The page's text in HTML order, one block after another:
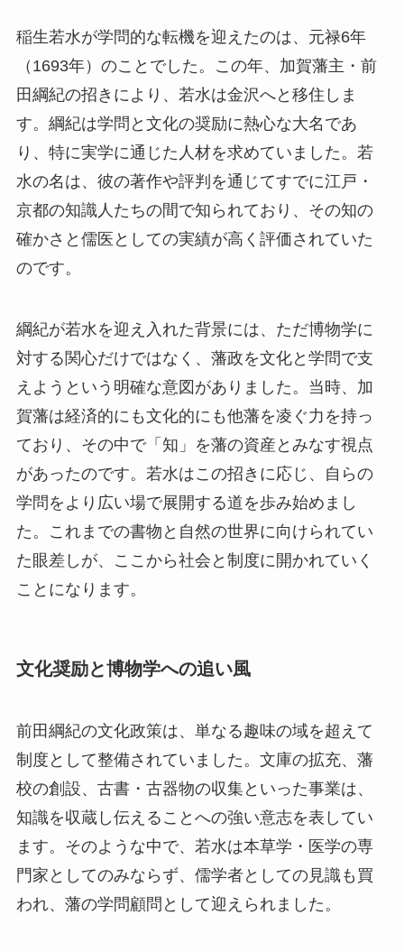
稲生若水が学問的な転機を迎えたのは、元禄6年
（1693年）のことでした。この年、加賀藩主・前
田綱紀の招きにより、若水は金沢へと移住しま
す。綱紀は学問と文化の奨励に熱心な大名であ
り、特に実学に通じた人材を求めていました。若
水の名は、彼の著作や評判を通じてすでに江戸・
京都の知識人たちの間で知られており、その知の
確かさと儒医としての実績が高く評価されていた
のです。
綱紀が若水を迎え入れた背景には、ただ博物学に
対する関心だけではなく、藩政を文化と学問で支
えようという明確な意図がありました。当時、加
賀藩は経済的にも文化的にも他藩を凌ぐ力を持っ
ており、その中で「知」を藩の資産とみなす視点
があったのです。若水はこの招きに応じ、自らの
学問をより広い場で展開する道を歩み始めまし
た。これまでの書物と自然の世界に向けられてい
た眼差しが、ここから社会と制度に開かれていく
ことになります。
文化奨励と博物学への追い風
前田綱紀の文化政策は、単なる趣味の域を超えて
制度として整備されていました。文庫の拡充、藩
校の創設、古書・古器物の収集といった事業は、
知識を収蔵し伝えることへの強い意志を表してい
ます。そのような中で、若水は本草学・医学の専
門家としてのみならず、儒学者としての見識も買
われ、藩の学問顧問として迎えられました。